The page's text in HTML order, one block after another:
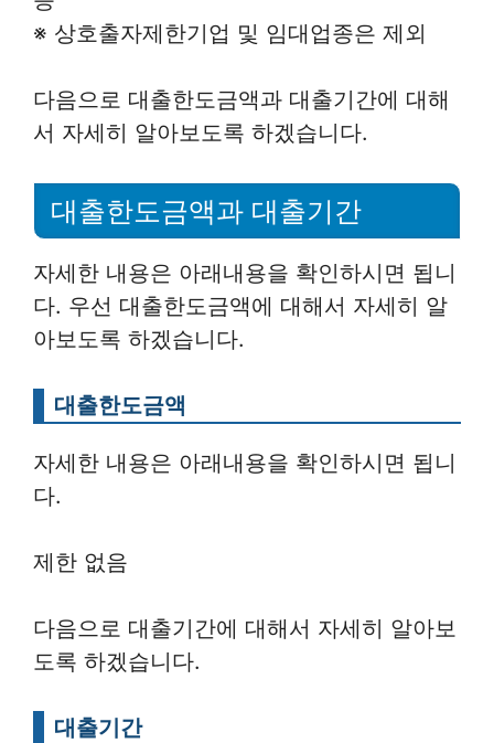
※ 상호출자제한기업 및 임대업종은 제외
다음으로 대출한도금액과 대출기간에 대해
서 자세히 알아보도록 하겠습니다.
대출한도금액과 대출기간
자세한 내용은 아래내용을 확인하시면 됩니
다. 우선 대출한도금액에 대해서 자세히 알
아보도록 하겠습니다.
대출한도금액
자세한 내용은 아래내용을 확인하시면 됩니
다.
제한 없음
다음으로 대출기간에 대해서 자세히 알아보
도록 하겠습니다.
대출기간